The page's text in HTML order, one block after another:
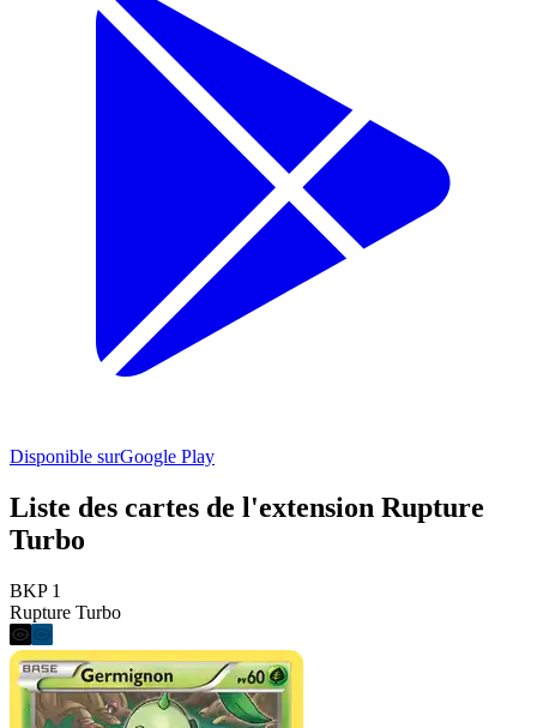
Disponible surGoogle Play
Liste des cartes de l'extension Rupture
Turbo
BKP 1
Rupture Turbo